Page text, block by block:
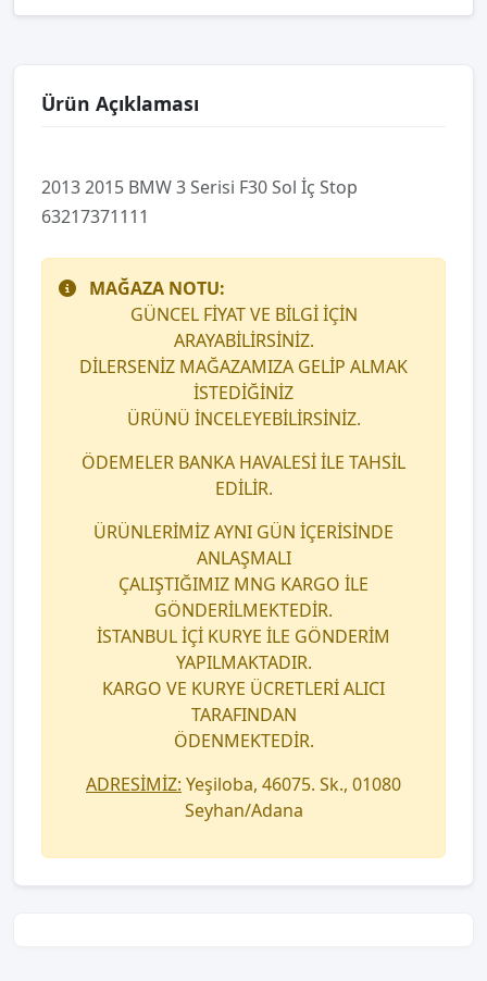
Ürün Açıklaması
2013 2015 BMW 3 Serisi F30 Sol İç Stop
63217371111
MAĞAZA NOTU:
GÜNCEL FİYAT VE BİLGİ İÇİN
ARAYABİLİRSİNİZ.
DİLERSENİZ MAĞAZAMIZA GELİP ALMAK
İSTEDİĞİNİZ
ÜRÜNÜ İNCELEYEBİLİRSİNİZ.
ÖDEMELER BANKA HAVALESİ İLE TAHSİL
EDİLİR.
ÜRÜNLERİMİZ AYNI GÜN İÇERİSİNDE
ANLAŞMALI
ÇALIŞTIĞIMIZ MNG KARGO İLE
GÖNDERİLMEKTEDİR.
İSTANBUL İÇİ KURYE İLE GÖNDERİM
YAPILMAKTADIR.
KARGO VE KURYE ÜCRETLERİ ALICI
TARAFINDAN
ÖDENMEKTEDİR.
ADRESİMİZ: Yeşiloba, 46075. Sk., 01080
Seyhan/Adana